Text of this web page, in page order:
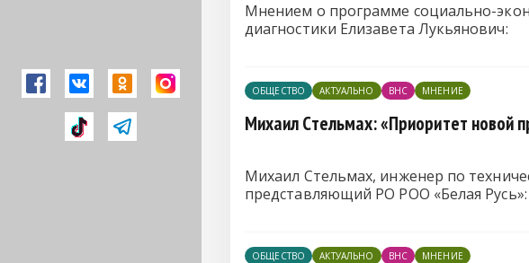
Мнением о программе социально-
диагностики Елизавета Лукьянович:
ОБЩЕСТВО АКТУАЛЬНО ВНС МНЕНИЕ
Михаил Стельмах: «Приоритет новой
Михаил Стельмах, инженер по
представляющий РО РОО «Белая Русь»:
ОБЩЕСТВО АКТУАЛЬНО ВНС МНЕНИЕ